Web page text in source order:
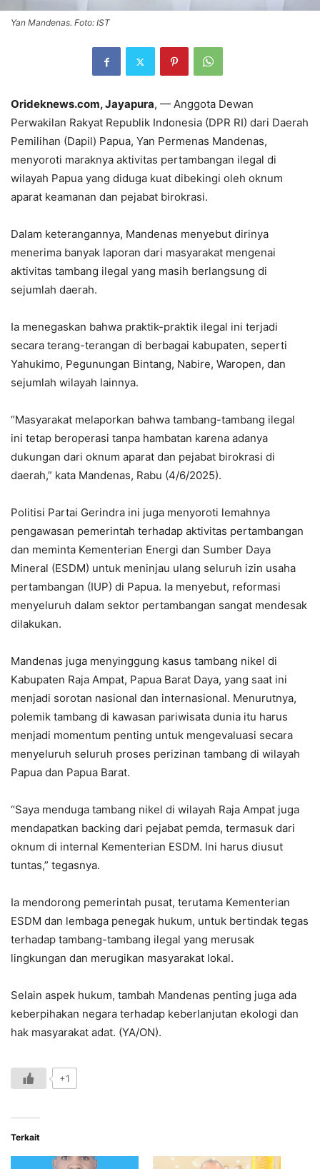
Yan Mandenas. Foto: IST
Orideknews.com, Jayapura, — Anggota Dewan
Perwakilan Rakyat Republik Indonesia (DPR RI) dari Daerah
Pemilihan (Dapil) Papua, Yan Permenas Mandenas,
menyoroti maraknya aktivitas pertambangan ilegal di
wilayah Papua yang diduga kuat dibekingi oleh oknum
aparat keamanan dan pejabat birokrasi.
Dalam keterangannya, Mandenas menyebut dirinya
menerima banyak laporan dari masyarakat mengenai
aktivitas tambang ilegal yang masih berlangsung di
sejumlah daerah.
Ia menegaskan bahwa praktik-praktik ilegal ini terjadi
secara terang-terangan di berbagai kabupaten, seperti
Yahukimo, Pegunungan Bintang, Nabire, Waropen, dan
sejumlah wilayah lainnya.
“Masyarakat melaporkan bahwa tambang-tambang ilegal
ini tetap beroperasi tanpa hambatan karena adanya
dukungan dari oknum aparat dan pejabat birokrasi di
daerah,” kata Mandenas, Rabu (4/6/2025).
Politisi Partai Gerindra ini juga menyoroti lemahnya
pengawasan pemerintah terhadap aktivitas pertambangan
dan meminta Kementerian Energi dan Sumber Daya
Mineral (ESDM) untuk meninjau ulang seluruh izin usaha
pertambangan (IUP) di Papua. Ia menyebut, reformasi
menyeluruh dalam sektor pertambangan sangat mendesak
dilakukan.
Mandenas juga menyinggung kasus tambang nikel di
Kabupaten Raja Ampat, Papua Barat Daya, yang saat ini
menjadi sorotan nasional dan internasional. Menurutnya,
polemik tambang di kawasan pariwisata dunia itu harus
menjadi momentum penting untuk mengevaluasi secara
menyeluruh seluruh proses perizinan tambang di wilayah
Papua dan Papua Barat.
“Saya menduga tambang nikel di wilayah Raja Ampat juga
mendapatkan backing dari pejabat pemda, termasuk dari
oknum di internal Kementerian ESDM. Ini harus diusut
tuntas,” tegasnya.
Ia mendorong pemerintah pusat, terutama Kementerian
ESDM dan lembaga penegak hukum, untuk bertindak tegas
terhadap tambang-tambang ilegal yang merusak
lingkungan dan merugikan masyarakat lokal.
Selain aspek hukum, tambah Mandenas penting juga ada
keberpihakan negara terhadap keberlanjutan ekologi dan
hak masyarakat adat. (YA/ON).
+1
Terkait